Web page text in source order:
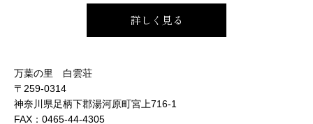
詳しく見る
万葉の里 白雲荘
〒259-0314
神奈川県足柄下郡湯河原町宮上716-1
FAX： 0465-44-4305